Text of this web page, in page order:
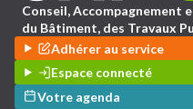
Conseil, Accompagnement
du Bâtiment, des Travaux
Adhérer au service
Espace connecté
Votre agenda